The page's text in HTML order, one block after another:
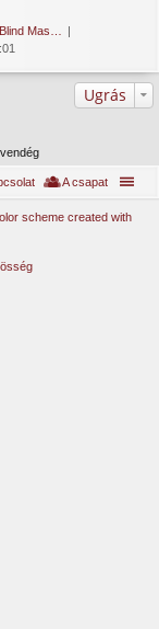
Mas…
Ugrás
A csapat
scheme created with